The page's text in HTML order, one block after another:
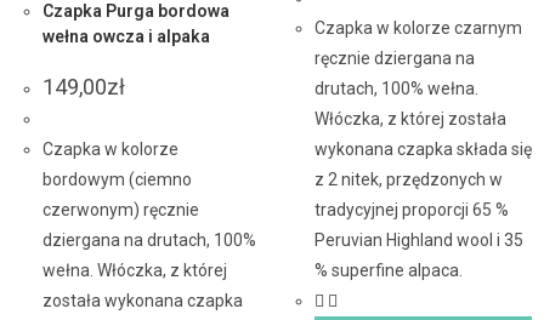
Czapka Purga bordowa
wełna owcza i alpaka
149,00zł
Czapka w kolorze
bordowym (ciemno
czerwonym) ręcznie
dziergana na drutach, 100%
wełna. Włóczka, z której
została wykonana czapka
Czapka w kolorze czarnym
ręcznie dziergana na
drutach, 100% wełna.
Włóczka, z której została
wykonana czapka składa się
z 2 nitek, przędzonych w
tradycyjnej proporcji 65 %
Peruvian Highland wool i 35
% superfine alpaca.